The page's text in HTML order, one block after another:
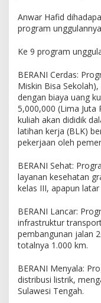
Anwar Hafid
program
Ke 9 program
BERANI Cerdas:
Miskin Bisa
dengan biaya uang
5,000,000 (Lima Juta
kuliah akan dididik
latihan kerja (BLK)
pekerjaan oleh
BERANI Sehat:
layanan kesehatan
kelas III, apapun
BERANI Lancar:
infrastruktur
pembangunan jalan
totalnya 1.000 km.
BERANI Menyala:
distribusi listrik,
Sulawesi Tengah.